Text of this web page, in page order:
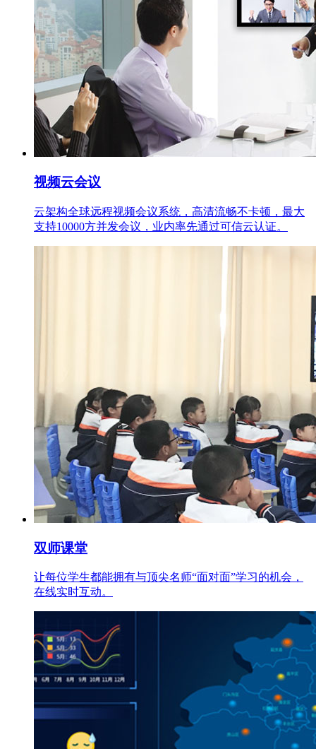
视频云会议
云架构全球远程视频会议系统，高清流畅不卡顿，最大
支持10000方并发会议，业内率先通过可信云认证。
双师课堂
让每位学生都能拥有与顶尖名师“面对面”学习的机会，
在线实时互动。